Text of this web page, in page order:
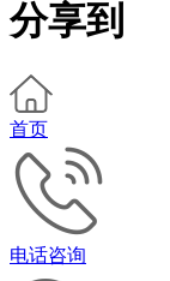
分享到
首页
电话咨询